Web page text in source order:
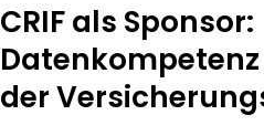
CRIF als Sponsor:
der